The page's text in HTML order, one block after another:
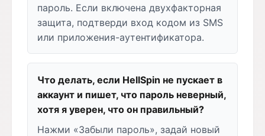
пароль. Если включена двухфакторная
защита, подтверди вход кодом из SMS
или приложения-аутентификатора.
Что делать, если HellSpin не пускает в
аккаунт и пишет, что пароль неверный,
хотя я уверен, что он правильный?
Нажми «Забыли пароль», задай новый